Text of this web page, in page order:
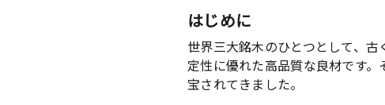
はじめに
世界三大銘木のひとつとして、
定性に優れた高品質な良材です
宝されてきました。